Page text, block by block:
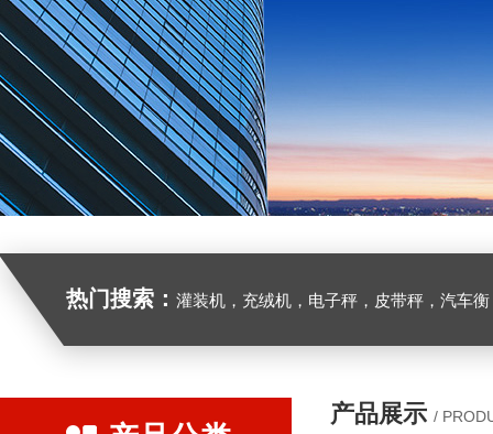
热门搜索： 灌装机，充绒机，电子秤，皮带秤，汽车
产品展示 /